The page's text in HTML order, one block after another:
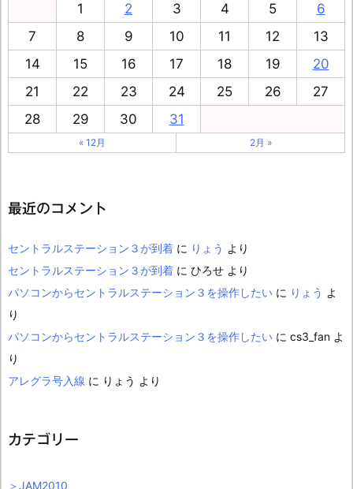
1 2 3 4 5
6
7
8 9 10 11 12
13
14
15 16 17 18 19
20
21
22 23 24 25 26
27
28
29 30 31
« 12月 2月 »
最近のコメント
セントラルステーション３が到着 に りょう より
セントラルステーション３が到着 に ひろせ より
パソコンからセントラルステーション３を操作したい に りょう よ
り
パソコンからセントラルステーション３を操作したい に cs3_fan よ
り
アレグラ号入線 に りょう より
カテゴリー
＞JAM2010